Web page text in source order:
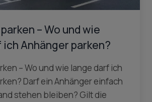
– Wo und wie
Anhänger parken?
– Wo und wie lange darf ich
Darf ein Anhänger einfach
stehen bleiben? Gilt die